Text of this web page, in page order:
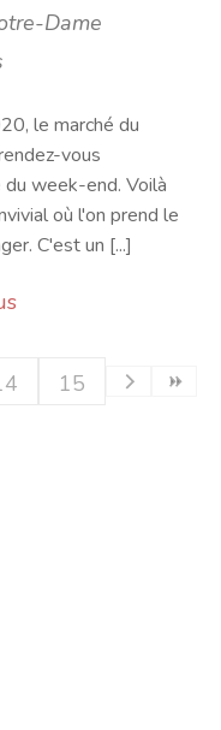
Dame
le marché du
vous
du week-end. Voilà
où l'on prend le
C'est un [...]
8
11 12
15